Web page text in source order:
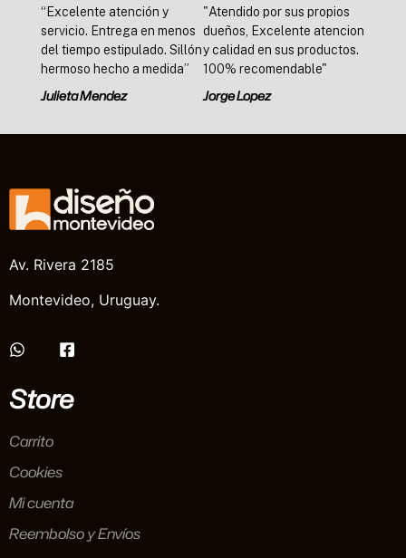
“Excelente atención y
servicio. Entrega en menos
del tiempo estipulado. Sillón
hermoso hecho a medida”
Julieta Mendez
"Atendido por sus propios
dueños, Excelente atencion
y calidad en sus productos.
100% recomendable"
Jorge Lopez
Av. Rivera 2185
Montevideo, Uruguay.
Store
Carrito
Cookies
Mi cuenta
Reembolso y Envíos